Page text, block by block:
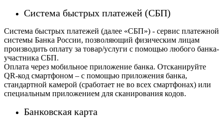
Система быстрых платежей (СБП)
Система быстрых платежей (далее «СБП») - сервис платежной
системы Банка России, позволяющий физическим лицам
производить оплату за товар/услуги с помощью любого банка-
участника СБП.
Оплата через мобильное приложение банка. Отсканируйте
QR-код смартфоном – с помощью приложения банка,
стандартной камерой (сработает не во всех смартфонах) или
специальным приложением для сканирования кодов.
Банковская карта